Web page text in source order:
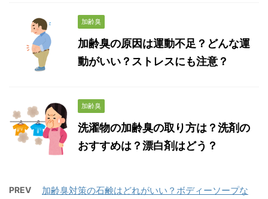
加齢臭
加齢臭の原因は運動不足？どんな運
動がいい？ストレスにも注意？
加齢臭
洗濯物の加齢臭の取り方は？洗剤の
おすすめは？漂白剤はどう？
PREV
加齢臭対策の石鹸はどれがいい？ボディーソープな